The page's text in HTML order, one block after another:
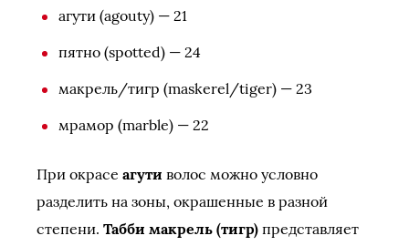
агути (agouty) — 21
пятно (spotted) — 24
макрель/тигр (maskerel/tiger) — 23
мрамор (marble) — 22
При окрасе агути волос можно условно
разделить на зоны, окрашенные в разной
степени. Табби макрель (тигр) представляет